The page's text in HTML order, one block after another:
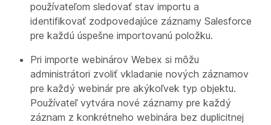
používateľom sledovať stav importu a
identifikovať zodpovedajúce záznamy Salesforce
pre každú úspešne importovanú položku.
Pri importe webinárov Webex si môžu
administrátori zvoliť vkladanie nových záznamov
pre každý webinár pre akýkoľvek typ objektu.
Používateľ vytvára nové záznamy pre každý
záznam z konkrétneho webinára bez duplicitnej